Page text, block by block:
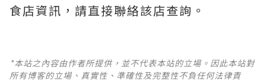
食店資訊，請直接聯絡該店查詢。
*本站之內容由作者所提供，並不代表本站的立場。因此本站對
所有博客的立場、真實性、準確性及完整性不負任何法律責